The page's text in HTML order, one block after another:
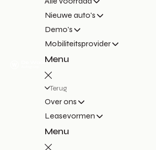
Nieuwe auto's
Demo's
Mobiliteitsprovider
Menu
Terug
Over ons
Leasevormen
Menu